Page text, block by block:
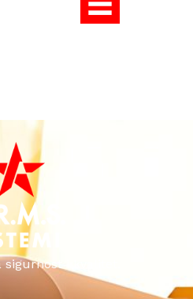
i kvalitet.